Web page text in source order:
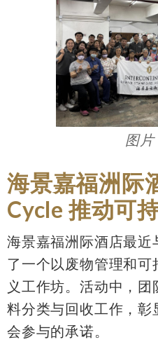
图
海景嘉福洲际
Cycle 推动可
海景嘉福洲际酒店最
了一个以废物管理和
义工作坊。活动中，
料分类与回收工作，彰
会参与的承诺。